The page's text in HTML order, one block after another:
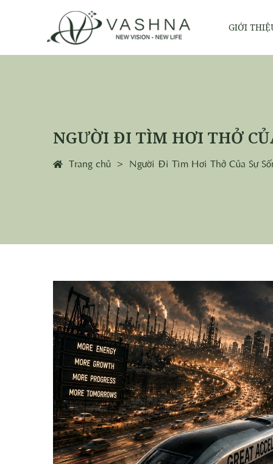
GIỚI
NGƯỜI ĐI TÌM HƠI THỞ
Trang chủ Người Đi Tìm Hơi Thở Của Sự